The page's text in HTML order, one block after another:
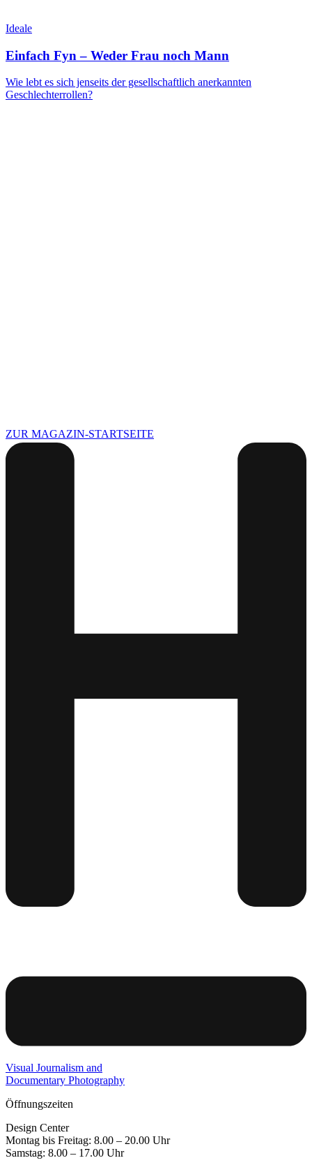
Ideale
Einfach Fyn – Weder Frau noch Mann
Wie lebt es sich jenseits der gesellschaftlich anerkannten
Geschlechterrollen?
ZUR MAGAZIN-STARTSEITE
Visual Journalism and
Documentary Photography
Öffnungszeiten
Design Center
Montag bis Freitag: 8.00 – 20.00 Uhr
Samstag: 8.00 – 17.00 Uhr